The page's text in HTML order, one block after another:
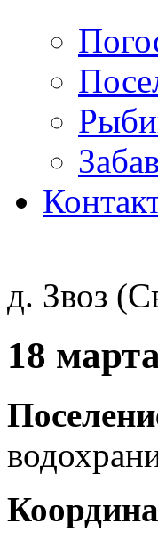
д. Звоз
18